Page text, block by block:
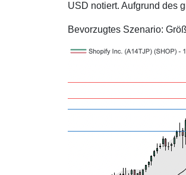
USD notiert. Aufgrund des
Bevorzugtes Szenario: